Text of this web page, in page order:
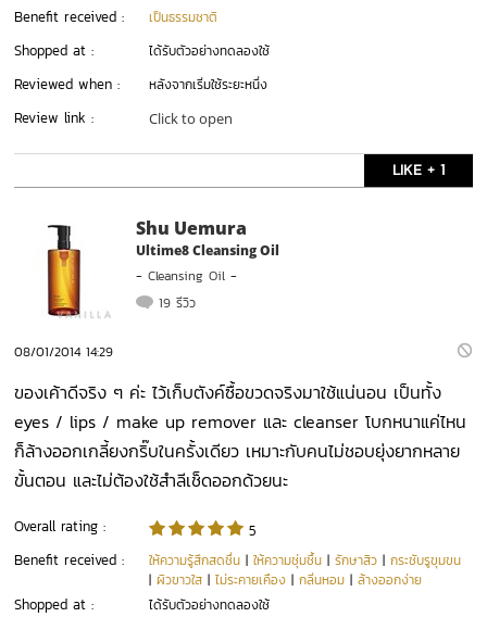
Benefit received :
เป็นธรรมชาติ
Shopped at : ได้รับตัวอย่างทดลองใช้
Reviewed when : หลังจากเริ่มใช้ระยะหนึ่ง
Review link : Click to open
LIKE + 1
Shu Uemura
Ultime8 Cleansing Oil
-Cleansing Oil -
19 รีวิว
08/01/2014 14:29
ของเค้าดีจริง ๆ ค่ะ ไว้เก็บตังค์ซื้อขวดจริงมาใช้แน่นอน เป็นทั้ง
eyes / lips / make up remover และ cleanser โบกหนาแค่ไหน
ก็ล้างออกเกลี้ยงกริ๊บในครั้งเดียว เหมาะกับคนไม่ชอบยุ่งยากหลาย
ขั้นตอน และไม่ต้องใช้สำลีเช็ดออกด้วยนะ
Overall rating :
5
Benefit received :
ให้ความรู้สึกสดชื่น |ให้ความชุ่มชื้น |รักษาสิว |กระชับรูขุมขน
|ผิวขาวใส |ไม่ระคายเคือง |กลิ่นหอม |ล้างออกง่าย
Shopped at : ได้รับตัวอย่างทดลองใช้